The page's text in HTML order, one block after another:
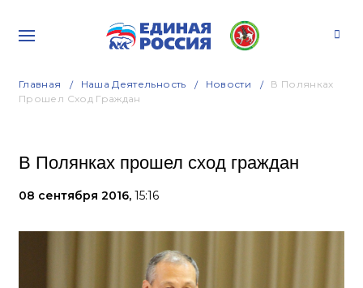
Главная Наша Деятельность Новости
В Полянках
Прошел Сход Граждан
В Полянках прошел сход граждан
08 сентября 2016, 15:16